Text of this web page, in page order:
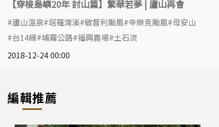
【穿梭島嶼20年 討山篇】繁華若夢 | 廬山再會
廬山溫泉 塔羅灣溪 敏督利颱風 辛樂克颱風 母安山
台14線 埔霧公路 福興農場 土石流
2018-12-24 00:00
編輯推薦